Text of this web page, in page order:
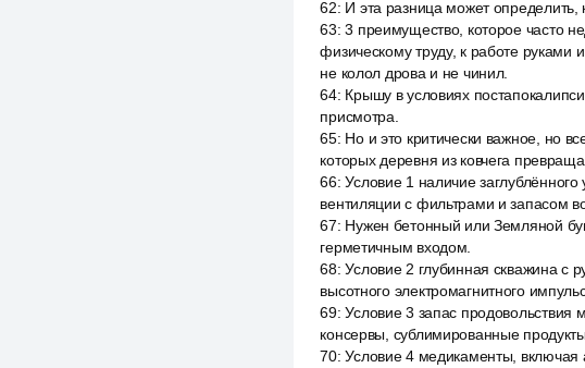
62: И эта разница может определить,
63:3 преимущество, которое часто
физическому труду, к работе руками
не колол дрова и не чинил.
64: Крышу в условиях
присмотра.
65: Но и это критически важное, но
которых деревня из ковчега
66:Условие 1 наличие
вентиляции с фильтрами и запасом
67: Нужен бетонный или Земляной
герметичным входом.
68:Условие 2 глубинная скважина с
высотного электромагнитного
69:Условие 3 запас продовольствия
консервы, сублимированные
70:Условие 4 медикаменты, включая